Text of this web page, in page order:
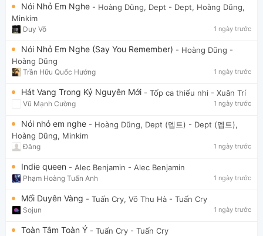
Nói Nhỏ Em Nghe - Hoàng Dũng, Dept - Dept, Hoàng Dũng,
Minkim
Duy Võ 1 ngày trước
Nói Nhỏ Em Nghe (Say You Remember) - Hoàng Dũng -
Hoàng Dũng
Trần Hữu Quốc Hướng 1 ngày trước
Hát Vang Trong Kỷ Nguyên Mới - Tốp ca thiếu nhi - Xuân Trí
Vũ Mạnh Cường 1 ngày trước
Nói nhỏ em nghe - Hoàng Dũng, Dept (뎁트) - Dept (뎁트),
Hoàng Dũng, Minkim
Đăng 1 ngày trước
Indie queen - Alec Benjamin - Alec Benjamin
Phạm Hoàng Tuấn Anh 1 ngày trước
Mối Duyên Vàng - Tuấn Cry, Võ Thu Hà - Tuấn Cry
Sojun 1 ngày trước
Toàn Tâm Toàn Ý - Tuấn Cry - Tuấn Cry